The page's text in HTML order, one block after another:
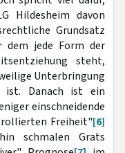
Hildesheim davon
Grundsatz
dem jede Form der
steht,
Unterbringung
ist. Danach ist ein
einschneidende
Freiheit"[6]
schmalen Grats